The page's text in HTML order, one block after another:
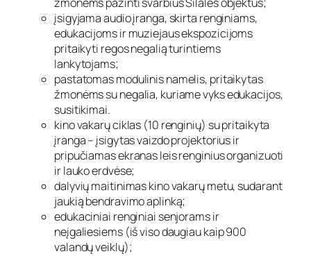
įsigyjama audio įranga, skirta renginiams,
edukacijoms ir muziejaus ekspozicijoms
pritaikyti regos negalią turintiems
lankytojams;
pastatomas modulinis namelis, pritaikytas
žmonėms su negalia, kuriame vyks edukacijos,
susitikimai.
kino vakarų ciklas (10 renginių) su pritaikyta
įranga – įsigytas vaizdo projektorius ir
pripučiamas ekranas leis renginius organizuoti
ir lauko erdvėse;
dalyvių maitinimas kino vakarų metu, sudarant
jaukią bendravimo aplinką;
edukaciniai renginiai senjorams ir
neįgaliesiems (iš viso daugiau kaip 900
valandų veiklų);